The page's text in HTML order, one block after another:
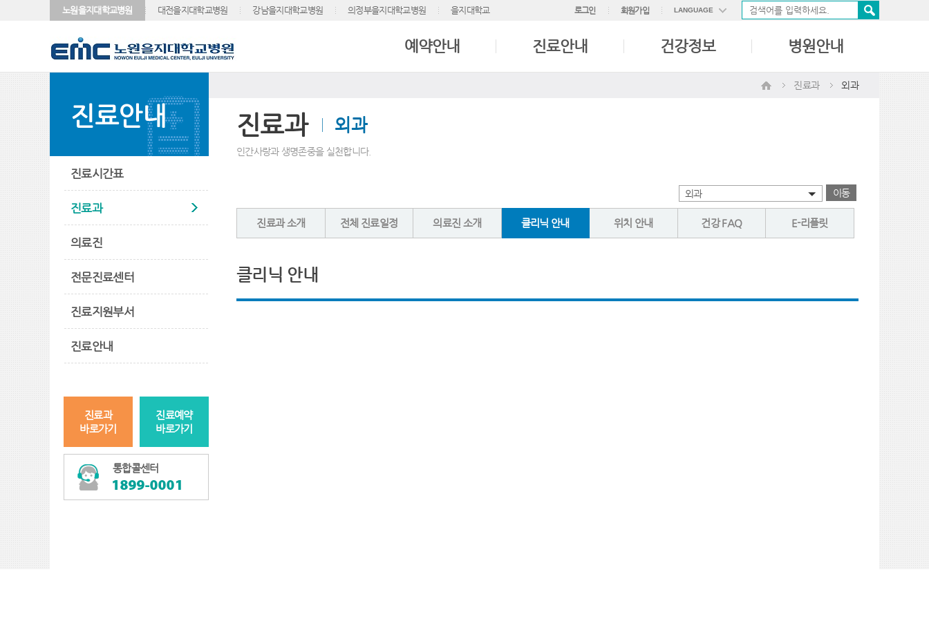
노원을지대학교병원 대전을지대학교병원 강남을지대학교병원 의정부을지대학교병원 을지대학교 로그인 회원가입 LANGUAGE
中國語
예약안내 진료안내 건강정보 병원안내
진료안내
진료시간표
진료과
의료진
전문진료센터
진료지원부서
진료안내
진료과
바로가기
진료예약
바로가기
통합콜센터
진료과 외과
진료과 외과
인간사랑과 생명존중을 실천합니다.
외과 이동
진료과 소개 전체 진료일정 의료진 소개 클리닉 안내 위치 안내 건강 FAQ E-리플릿
클리닉 안내